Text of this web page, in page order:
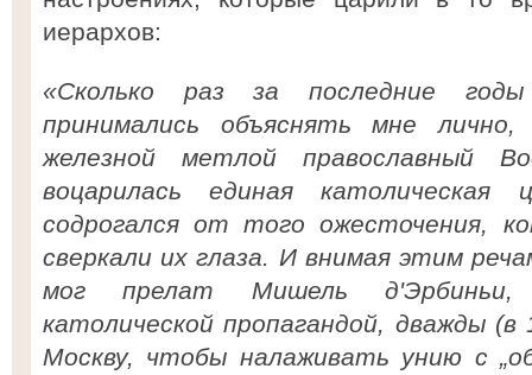
иерархов:
«Сколько раз за последние
принимались объяснять мне
железной метлой православный
воцарилась единая католическая
содрогался от того ожесточения,
сверкали их глаза. И внимая этим
мог прелат Мишель д'Эрбиньи,
католической пропагандой, дважды
Москву, чтобы налаживать унию с